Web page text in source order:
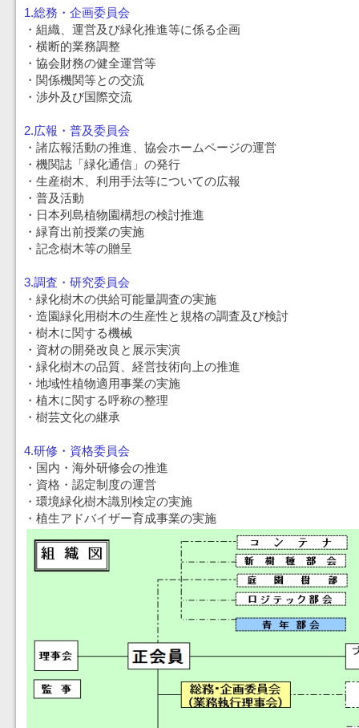
1.総務・企画委員会
・組織、運営及び緑化推進等に係る企画
・横断的業務調整
・協会財務の健全運営等
・関係機関等との交流
・渉外及び国際交流
2.広報・普及委員会
・諸広報活動の推進、協会ホームページの運営
・機関誌「緑化通信」の発行
・生産樹木、利用手法等についての広報
・普及活動
・日本列島植物園構想の検討推進
・緑育出前授業の実施
・記念樹木等の贈呈
3.調査・研究委員会
・緑化樹木の供給可能量調査の実施
・造園緑化用樹木の生産性と規格の調査及び検討
・樹木に関する機械
・資材の開発改良と展示実演
・緑化樹木の品質、経営技術向上の推進
・地域性植物適用事業の実施
・植木に関する呼称の整理
・樹芸文化の継承
4.研修・資格委員会
・国内・海外研修会の推進
・資格・認定制度の運営
・環境緑化樹木識別検定の実施
・植生アドバイザー育成事業の実施